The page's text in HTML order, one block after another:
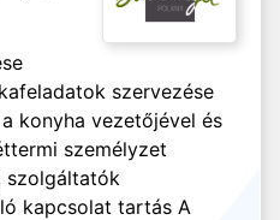
szervezése
konyha vezetőjével és
személyzet
szolgáltatók
kapcsolat tartás A